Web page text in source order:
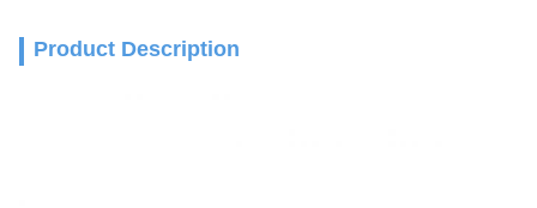
Product Description